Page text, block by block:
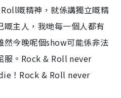
嘅精神，就係講獨立嘅精
主人，我哋每一個人都有
然今晚呢個show可能係非法
服。Rock & Roll never
！Rock & Roll never